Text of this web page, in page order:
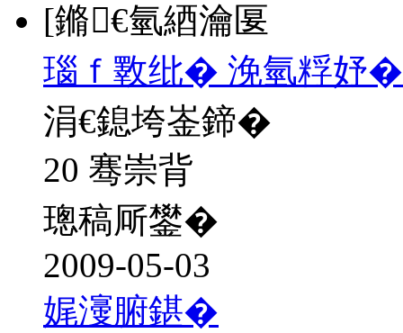
[鏅€氫綇瀹匽
瑙ｆ斁纰� 浼氫粰妤
涓€鎴垮崟鍗�
20 骞崇背
璁稿厛鐢�
2009-05-03
娓濅腑鍖�